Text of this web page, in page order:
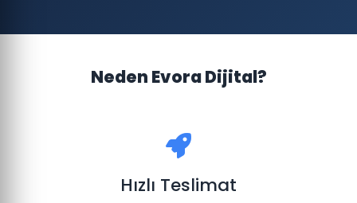
Neden Evora Dijital?
Hızlı Teslimat